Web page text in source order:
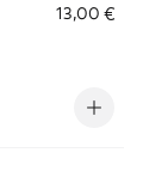
13,00 €